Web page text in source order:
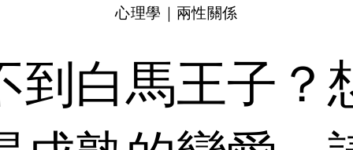
到白馬王子？
心理學｜兩性關係